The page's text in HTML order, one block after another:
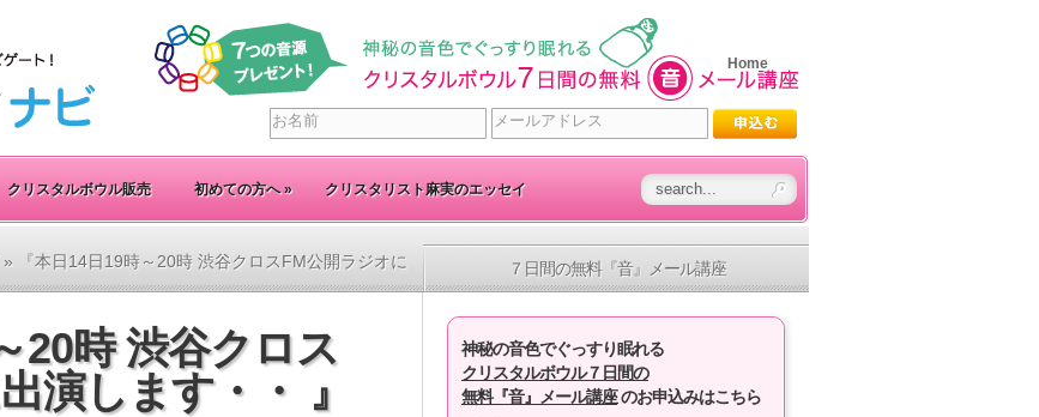
Home
クリスタルボウル販売 初めての方へ» クリスタリスト麻実のエッセイ
» 『本日14日19時～20時 渋谷クロスFM公開ラジオに
20時 渋谷クロス
演します・・ 』
７日間の無料『音』メール講座
神秘の音色でぐっすり眠れる
クリスタルボウル７日間の
無料『音』メール講座のお申込みはこちら